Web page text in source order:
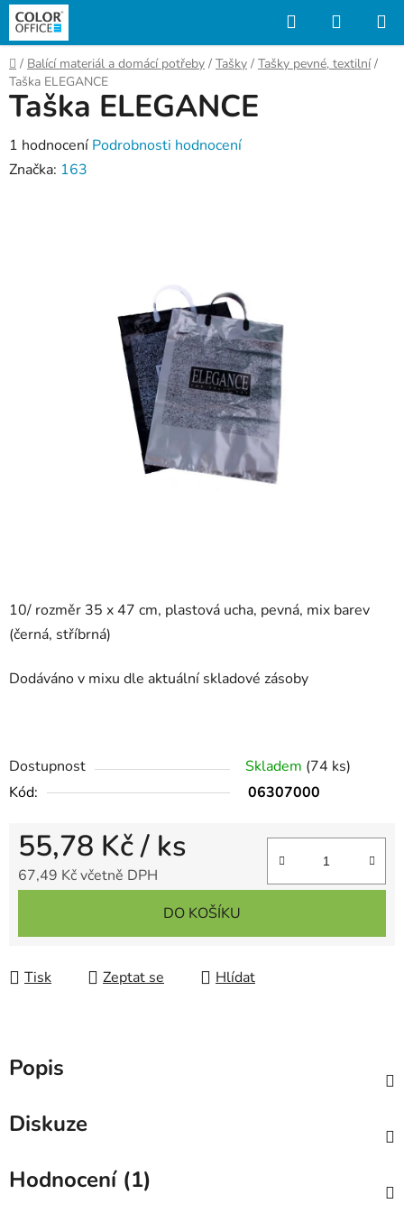
Přejít
obsah
Hledat
KOŠÍK
Domů
/ Balící materiál a domácí potřeby / Tašky / Tašky pevné, textilní /
Taška ELEGANCE
10/ rozměr 35 x 47 cm, plastová ucha, pevná, mix barev
(černá, stříbrná)
Dodáváno v mixu dle aktuální skladové zásoby
Dostupnost Skladem (74 ks)
Kód:
06307000
55,78 Kč/ ks
67,49 Kč včetně DPH
DO KOŠÍKU
Tisk Zeptat se Hlídat
Taška ELEGANCE
Průměrné
hodnocení
1 hodnocení Podrobnosti hodnocení
Značka: 163
Popis
Diskuze
Hodnocení (1)